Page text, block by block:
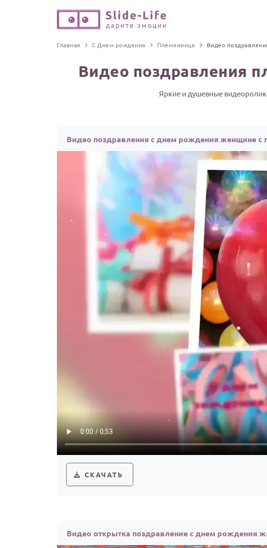
Главная С Днем рождения Племяннице Видео
Видео поздравления
Яркие и душевные
Видео поздравления с днем рождения женщине с
СКАЧАТЬ
Видео открытка поздравление с днем рождения